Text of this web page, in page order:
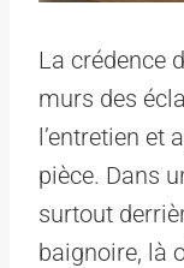
La crédence
murs des
l’entretien et
pièce. Dans
surtout
baignoire, là